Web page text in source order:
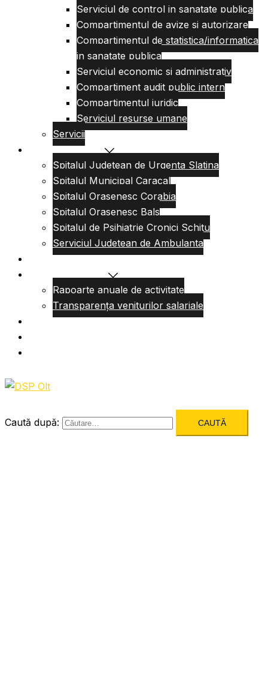
Serviciul de control in sanatate publica
Compartimentul de avize si autorizare
Compartimentul de statistica/informatica
in sanatate publica
Serviciul economic si administrativ
Compartiment audit public intern
Compartimentul juridic
Serviciul resurse umane
Servicii
Reteaua sanitara
Spitalul Judetean de Urgenta Slatina
Spitalul Municipal Caracal
Spitalul Orasenesc Corabia
Spitalul Orasenesc Bals
Spitalul de Psihiatrie Cronici Schitu
Serviciul Judetean de Ambulanta
Centre de permanenta
Rapoarte anuale de activitate
Transparența veniturilor salariale
Informatii utile
Caută după: